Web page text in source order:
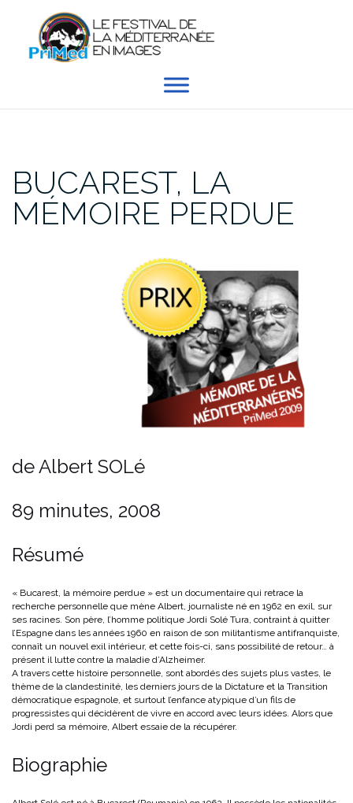
contenu
BUCAREST, LA
MÉMOIRE PERDUE
de Albert SOLé
89 minutes, 2008
Résumé
« Bucarest, la mémoire perdue » est un documentaire qui retrace la
recherche personnelle que mène Albert, journaliste né en 1962 en exil, sur
ses racines. Son père, l’homme politique Jordi Solé Tura, contraint à quitter
l’Espagne dans les années 1960 en raison de son militantisme antifranquiste,
connaît un nouvel exil intérieur, et cette fois-ci, sans possibilité de retour… à
présent il lutte contre la maladie d’Alzheimer.
A travers cette histoire personnelle, sont abordés des sujets plus vastes, le
thème de la clandestinité, les derniers jours de la Dictature et la Transition
démocratique espagnole, et surtout l’enfance atypique d’un fils de
progressistes qui décidèrent de vivre en accord avec leurs idées. Alors que
Jordi perd sa mémoire, Albert essaie de la récupérer.
Biographie